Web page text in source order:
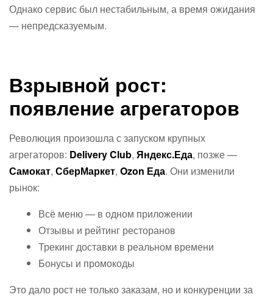
Однако сервис был нестабильным, а время ожидания
— непредсказуемым.
Взрывной рост:
появление агрегаторов
Революция произошла с запуском крупных
агрегаторов: Delivery Club, Яндекс.Еда, позже —
Самокат, СберМаркет, Ozon Еда. Они изменили
рынок:
Всё меню — в одном приложении
Отзывы и рейтинг ресторанов
Трекинг доставки в реальном времени
Бонусы и промокоды
Это дало рост не только заказам, но и конкуренции за